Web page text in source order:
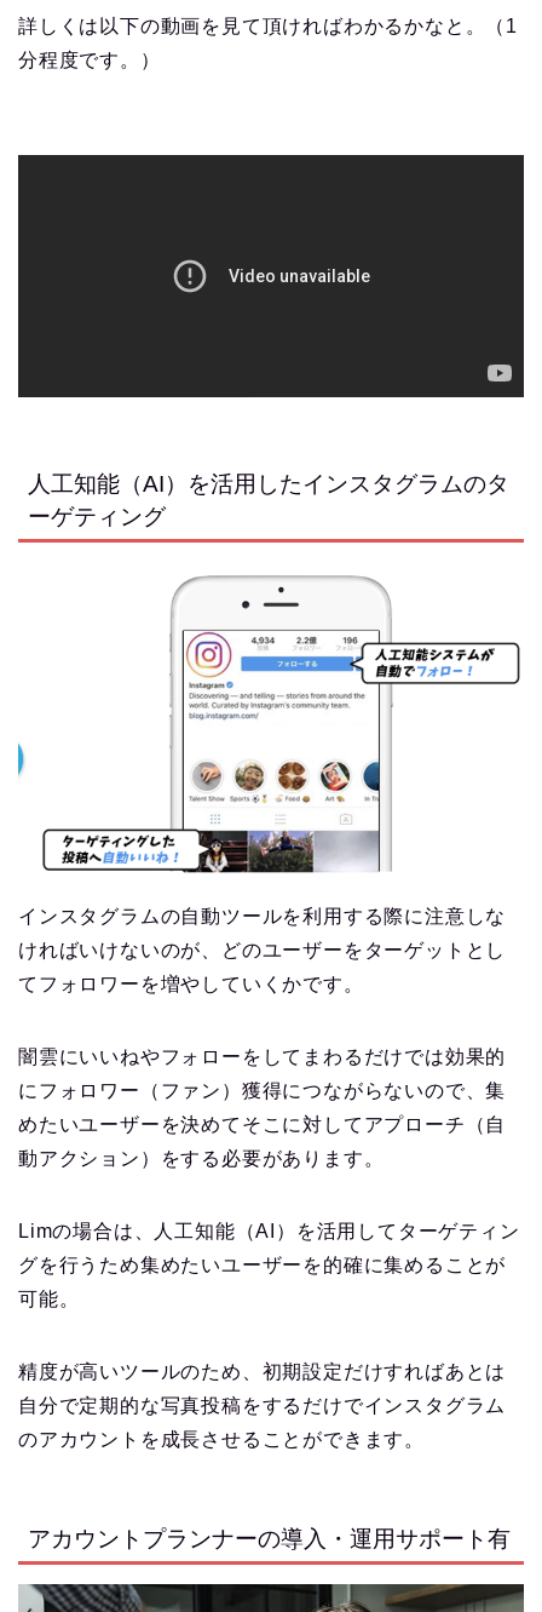
詳しくは以下の動画を見て頂ければわかるかなと。（1
分程度です。）
人工知能（AI）を活用したインスタグラムのタ
ーゲティング
インスタグラムの自動ツールを利用する際に注意しな
ければいけないのが、どのユーザーをターゲットとし
てフォロワーを増やしていくかです。
闇雲にいいねやフォローをしてまわるだけでは効果的
にフォロワー（ファン）獲得につながらないので、集
めたいユーザーを決めてそこに対してアプローチ（自
動アクション）をする必要があります。
Limの場合は、人工知能（AI）を活用してターゲティン
グを行うため集めたいユーザーを的確に集めることが
可能。
精度が高いツールのため、初期設定だけすればあとは
自分で定期的な写真投稿をするだけでインスタグラム
のアカウントを成長させることができます。
アカウントプランナーの導入・運用サポート有